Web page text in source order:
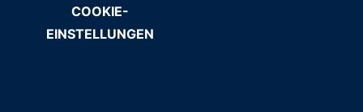
COOKIE-
EINSTELLUNGEN